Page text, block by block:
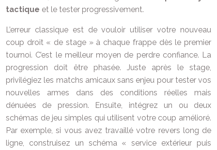
tactique et le tester progressivement.
L’erreur classique est de vouloir utiliser votre nouveau
coup droit « de stage » à chaque frappe dès le premier
tournoi. C’est le meilleur moyen de perdre confiance. La
progression doit être phasée. Juste après le stage,
privilégiez les matchs amicaux sans enjeu pour tester vos
nouvelles armes dans des conditions réelles mais
dénuées de pression. Ensuite, intégrez un ou deux
schémas de jeu simples qui utilisent votre coup amélioré.
Par exemple, si vous avez travaillé votre revers long de
ligne, construisez un schéma « service extérieur puis